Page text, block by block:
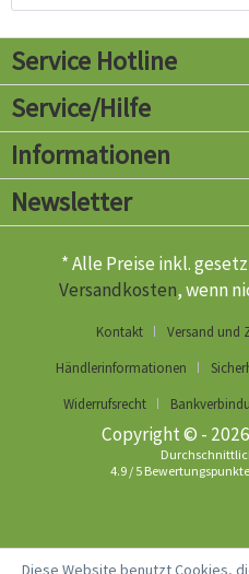
Service Hotline
Service/Hilfe
Informationen
Newsletter
* Alle Preise inkl.
Versandkosten, wenn
Kontakt
Versand und
Händlerinformationen
Widerrufsrecht
Copyright © -
4.9 / 5
Diese Website benutzt Cookies,